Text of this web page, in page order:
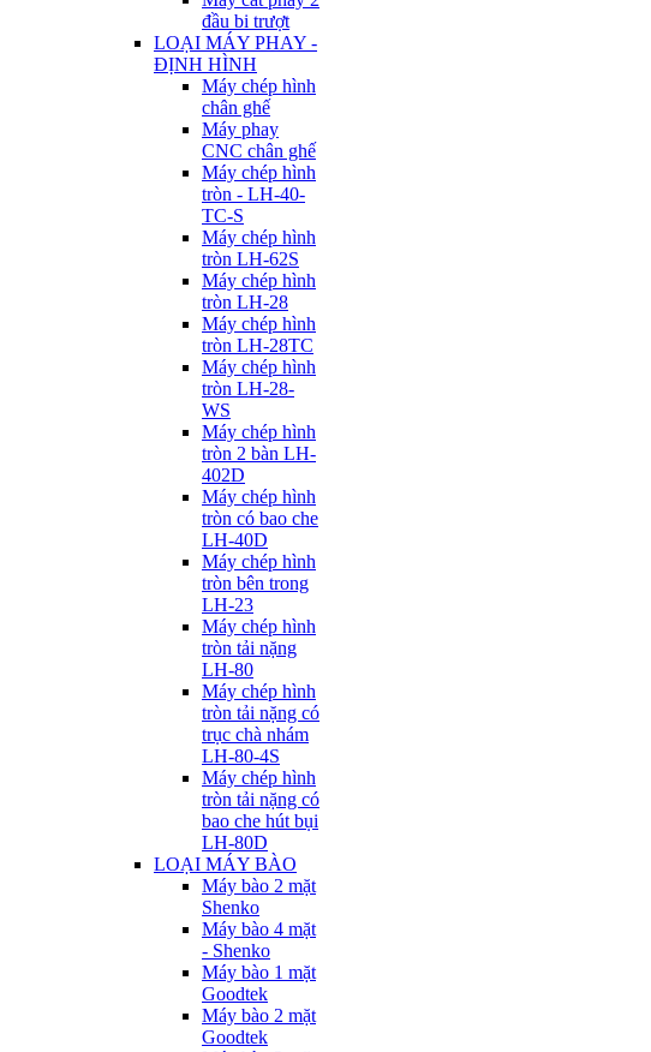
đầu bi trượt
LOẠI MÁY PHAY -
ĐỊNH HÌNH
Máy chép hình
chân ghế
Máy phay
CNC chân ghế
Máy chép hình
tròn - LH-40-
TC-S
Máy chép hình
tròn LH-62S
Máy chép hình
tròn LH-28
Máy chép hình
tròn LH-28TC
Máy chép hình
tròn LH-28-
WS
Máy chép hình
tròn 2 bàn LH-
402D
Máy chép hình
tròn có bao che
LH-40D
Máy chép hình
tròn bên trong
LH-23
Máy chép hình
tròn tải nặng
LH-80
Máy chép hình
tròn tải nặng có
trục chà nhám
LH-80-4S
Máy chép hình
tròn tải nặng có
bao che hút bụi
LH-80D
LOẠI MÁY BÀO
Máy bào 2 mặt
Shenko
Máy bào 4 mặt
- Shenko
Máy bào 1 mặt
Goodtek
Máy bào 2 mặt
Goodtek